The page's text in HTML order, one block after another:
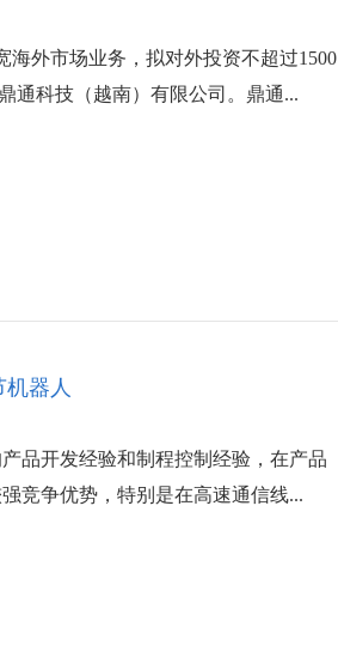
外市场业务，拟对外投资不超过1500
通科技（越南）有限公司。鼎通...
器人
品开发经验和制程控制经验，在产品
竞争优势，特别是在高速通信线...